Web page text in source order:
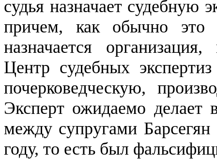
судья назначает судебную
причем, как обычно это
назначается
Центр судебных
почерковедческую,
Эксперт ожидаемо делает
между супругами
году, то есть был